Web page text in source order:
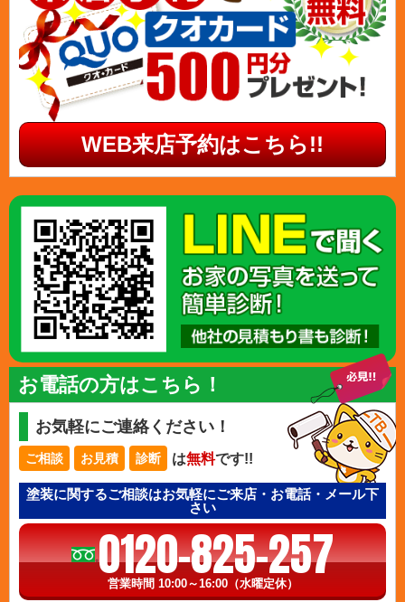
WEB来店予約はこちら!!
お電話の方はこちら！
お気軽にご連絡ください！
ご相談 お見積 診断 は無料です!!
塗装に関するご相談はお気軽にご来店・お電話・メール下
さい
0120-825-257
営業時間 10:00～16:00（水曜定休）